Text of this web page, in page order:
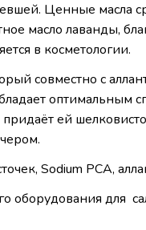
Ценные масла
масло лаванды,
в косметологии.
совместно с
оптимальным
ей
Sodium PCA,
оборудования для